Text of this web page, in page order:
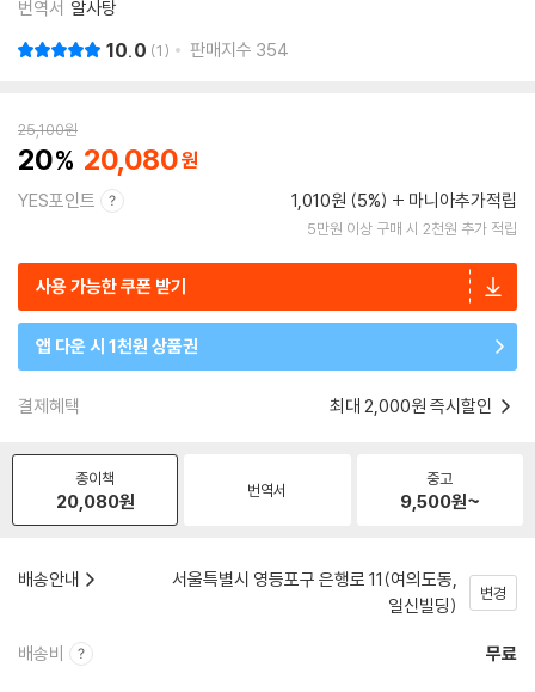
번역서 알사탕
10.0 1 판매지수 354
25,100원
20 20,080
YES포인트 1,010원 (5%) 마니아추가적립
5만원 이상 구매 시 2천원 추가 적립
사용 가능한 쿠폰 받기
앱 다운 시 1천원 상품권
결제혜택 최대 2,000원 즉시할인
종이책
20,080원 번역서
중고
9,500원~
배송안내
서울특별시 영등포구 은행로 11(여의도동,
일신빌딩)
변경
배송비 무료